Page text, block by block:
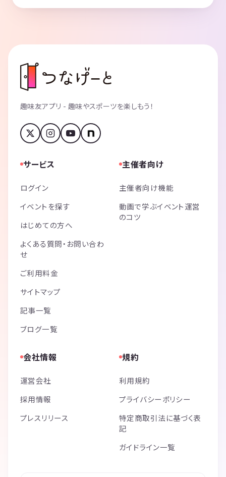
趣味友アプリ - 趣味やスポーツを楽しもう！
サービス
ログイン
イベントを探す
はじめての方へ
よくある質問・お問い合わ
せ
ご利用料金
サイトマップ
記事一覧
ブログ一覧
主催者向け
主催者向け機能
動画で学ぶイベント運営
のコツ
会社情報
運営会社
採用情報
プレスリリース
規約
利用規約
プライバシーポリシー
特定商取引法に基づく表
記
ガイドライン一覧